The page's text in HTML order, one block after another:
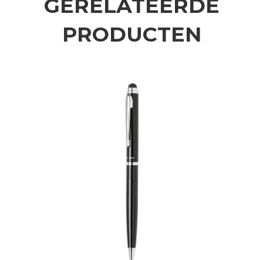
GERELATEERDE
PRODUCTEN